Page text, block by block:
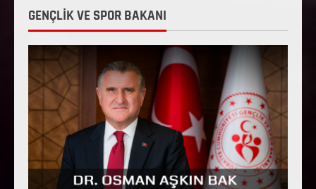
GENÇLİK VE SPOR BAKANI